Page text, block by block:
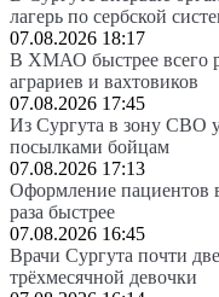
лагерь по сербской
07.08.2026 18:17
В ХМАО быстрее всего
аграриев и вахтовиков
07.08.2026 17:45
Из Сургута в зону СВО
посылками бойцам
07.08.2026 17:13
Оформление пациентов
раза быстрее
07.08.2026 16:45
Врачи Сургута почти
трёхмесячной девочки